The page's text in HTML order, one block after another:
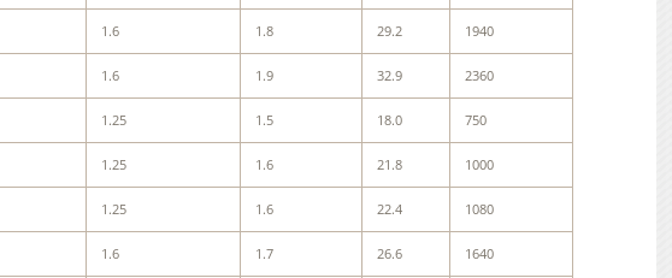
1.6 1.8 29.2 1940
1.6 1.9 32.9 2360
1.25 1.5 18.0 750
1.25 1.6 21.8 1000
1.25 1.6 22.4 1080
1.6 1.7 26.6 1640